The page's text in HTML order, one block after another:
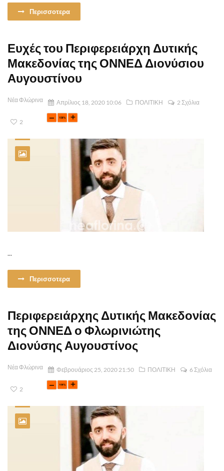
Περισσοτερα
Ευχές του Περιφερειάρχη Δυτικής
Μακεδονίας της ΟΝΝΕΔ Διονύσιου
Αυγουστίνου
Νέα Φλώρινα Απρίλιος 18, 2020 10:06 ΠΟΛΙΤΙΚΗ 2 Σχόλια
2
...
Περισσοτερα
Περιφερειάρχης Δυτικής Μακεδονίας
της ΟΝΝΕΔ ο Φλωρινιώτης
Διονύσης Αυγουστίνος
Νέα Φλώρινα Φεβρουάριος 25, 2020 21:50 ΠΟΛΙΤΙΚΗ 6 Σχόλια
2